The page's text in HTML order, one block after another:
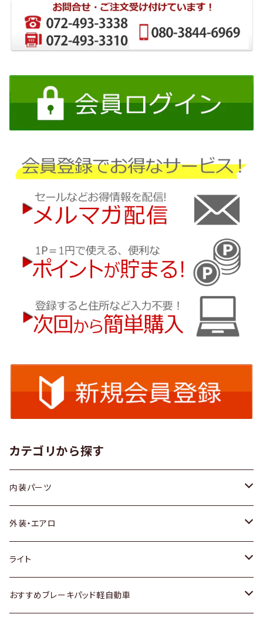
カテゴリから探す
内装パーツ
トヨタ
ホンダ
スズキ
外装・エアロ
トヨタ
ホンダ
ライト
トヨタ
おすすめブレーキパッド軽自動車